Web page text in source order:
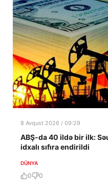
8 Avqust 2026 / 09:29
ABŞ-da 40 ildə bir ilk:
idxalı sıfıra endirildi
DÜNYA
0 0